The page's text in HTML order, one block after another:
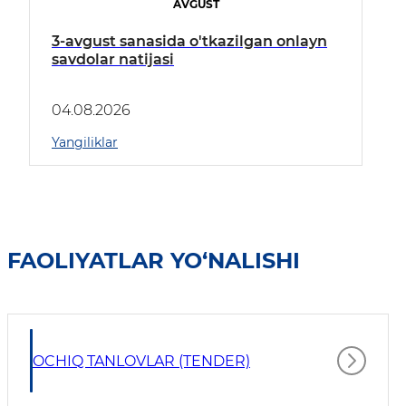
AVGUST
3-avgust sanasida o'tkazilgan onlayn
savdolar natijasi
04.08.2026
Yangiliklar
FAOLIYATLAR YO‘NALISHI
OCHIQ TANLOVLAR (TENDER)